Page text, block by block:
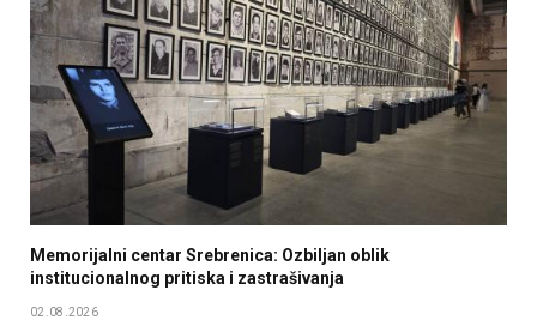
Memorijalni centar Srebrenica: Ozbiljan oblik
institucionalnog pritiska i zastrašivanja
02.08.2026